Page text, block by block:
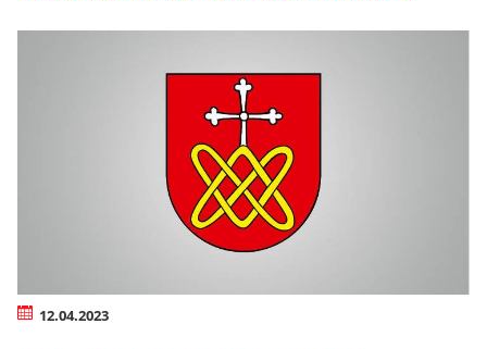
12.04.2023